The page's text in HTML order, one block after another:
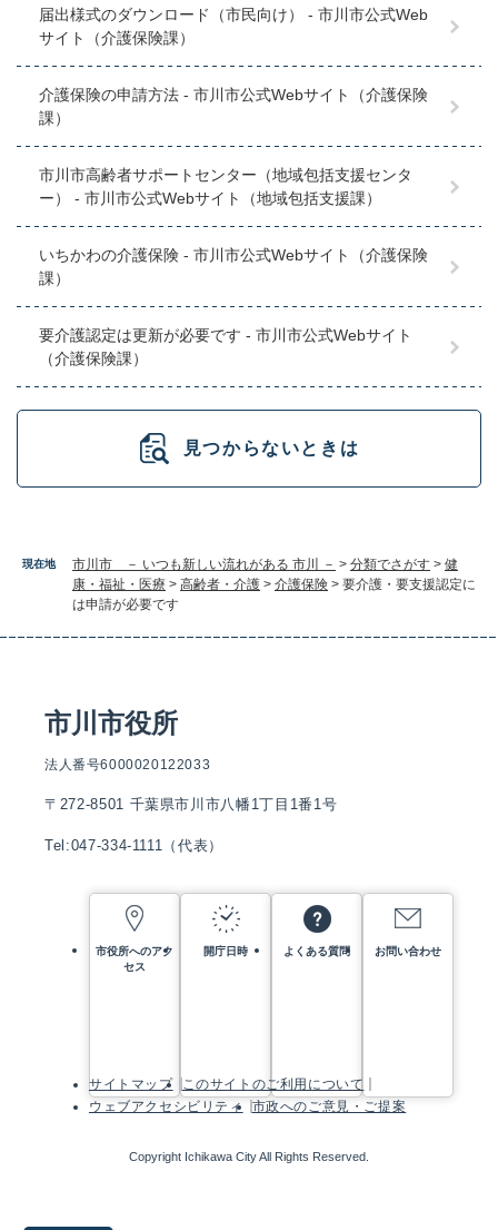
現在地 市川市 － いつも新しい流れがある 市川 － > 分類でさがす > 健
康・福祉・医療 > 高齢者・介護 > 介護保険 > 要介護・要支援認定に
は申請が必要です
届出様式のダウンロード（市民向け） - 市川市公式Web
サイト（介護保険課）
介護保険の申請方法 - 市川市公式Webサイト（介護保険
課）
市川市高齢者サポートセンター（地域包括支援センタ
ー） - 市川市公式Webサイト（地域包括支援課）
いちかわの介護保険 - 市川市公式Webサイト（介護保険
課）
要介護認定は更新が必要です - 市川市公式Webサイト
（介護保険課）
見つからないときは
市川市役所
法人番号6000020122033
〒272-8501 千葉県市川市八幡1丁目1番1号
Tel:047-334-1111（代表）
市役所へのアク
セス
開庁日時 よくある質問 お問い合わせ
サイトマップ
このサイトのご利用について
ウェブアクセシビリティ
市政へのご意見・ご提案
Copyright Ichikawa City All Rights Reserved.